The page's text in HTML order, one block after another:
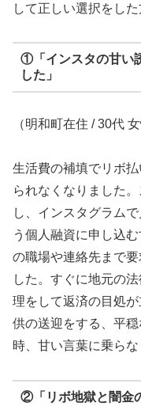
して正しい選択をした
①「インスタの甘い
した」
（明和町在住 / 30代
生活費の補填でリボ
られなくなりました
し、インスタグラム
う個人融資に申し込
の職場や連絡先まで
した。すぐに地元の
理をして返済の目処
供の送迎をする、平
時、甘い言葉に乗らな
②「リボ地獄と闇金